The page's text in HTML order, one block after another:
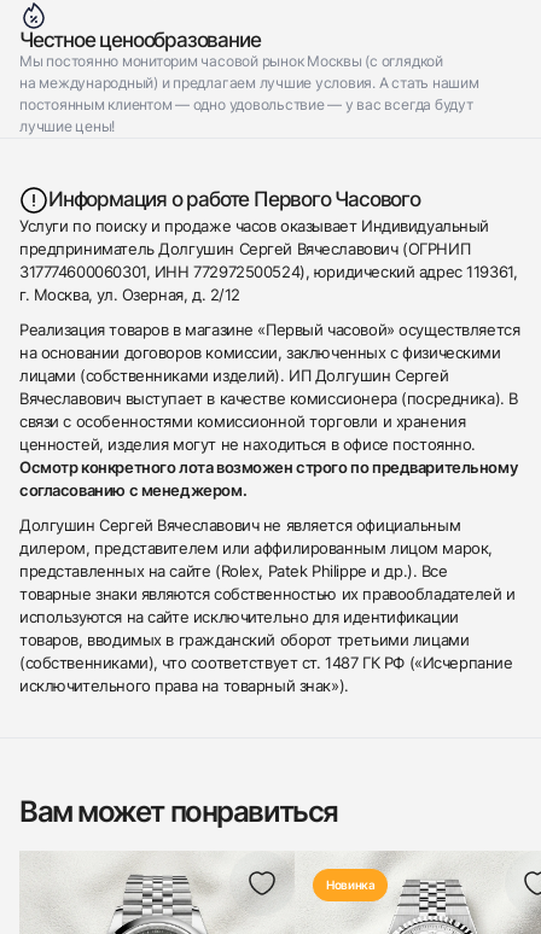
Честное ценообразование
Мы постоянно мониторим часовой рынок Москвы (с оглядкой
на международный) и предлагаем лучшие условия. А стать нашим
постоянным клиентом — одно удовольствие — у вас всегда будут
лучшие цены!
Информация о работе Первого Часового
Услуги по поиску и продаже часов оказывает Индивидуальный
предприниматель Долгушин Сергей Вячеславович (ОГРНИП
317774600060301, ИНН 772972500524), юридический адрес 119361,
г. Москва, ул. Озерная, д. 2/12
Реализация товаров в магазине «Первый часовой» осуществляется
на основании договоров комиссии, заключенных с физическими
лицами (собственниками изделий). ИП Долгушин Сергей
Вячеславович выступает в качестве комиссионера (посредника). В
связи с особенностями комиссионной торговли и хранения
ценностей, изделия могут не находиться в офисе постоянно.
Осмотр конкретного лота возможен строго по предварительному
согласованию с менеджером.
Долгушин Сергей Вячеславович не является официальным
дилером, представителем или аффилированным лицом марок,
представленных на сайте (Rolex, Patek Philippe и др.). Все
товарные знаки являются собственностью их правообладателей и
используются на сайте исключительно для идентификации
товаров, вводимых в гражданский оборот третьими лицами
(собственниками), что соответствует ст. 1487 ГК РФ («Исчерпание
исключительного права на товарный знак»).
Вам может понравиться
Новинка